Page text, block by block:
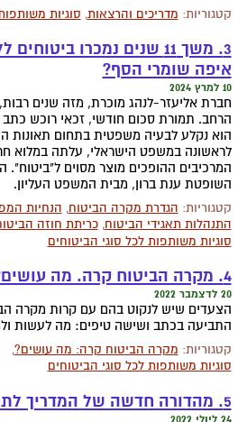
קטגוריות: מדריכים והרצאות, סוגיות
3. משך 11 שנים נמכרו
איפה שומרי הסף?
10 למרץ 2024
חברת אליעזר-לנהג מוכרת, מזה שנים
הרחב. תמורת סכום חודשי, זכאי רוכש כתב
הוא נקלע לבעיה משפטית בתחום תאונות
לראשונה במשפט הישראלי, עלתה במלוא
המרכיבים ההופכים מוצר מסוים ל"ביטוח".
השופטת ענת ברון, מבית המשפט העליון.
קטגוריות: הגדרת מקרה הביטוח, הנחיות
התנהלות תאגידי הביטוח,כריתת חוזה
סוגיות משותפות לכל סוגי הביטוחים
4. מקרה הביטוח קרה. מה עושים?
20 לדצמבר 2022
הצעדים שיש לנקוט בהם עם קרות מקרה
התביעה בכתב ושישה טיפים: מה לעשות
קטגוריות: מקרה הביטוח קרה: מה עושים?,
סוגיות משותפות לכל סוגי הביטוחים
5. מהדורה חדשה של המדריך לתובעים תגמולי ביטוח
24 ליולי 2022